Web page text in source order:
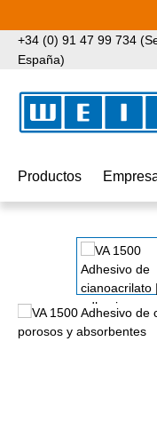
+34 (0) 91 47 99 734
España)
Productos
Omitir galería de